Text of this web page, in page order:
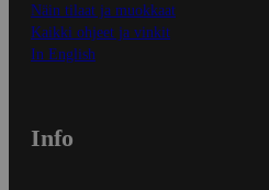
Näin tilaat ja muokkaat
Kaikki ohjeet ja vinkit
In English
Info